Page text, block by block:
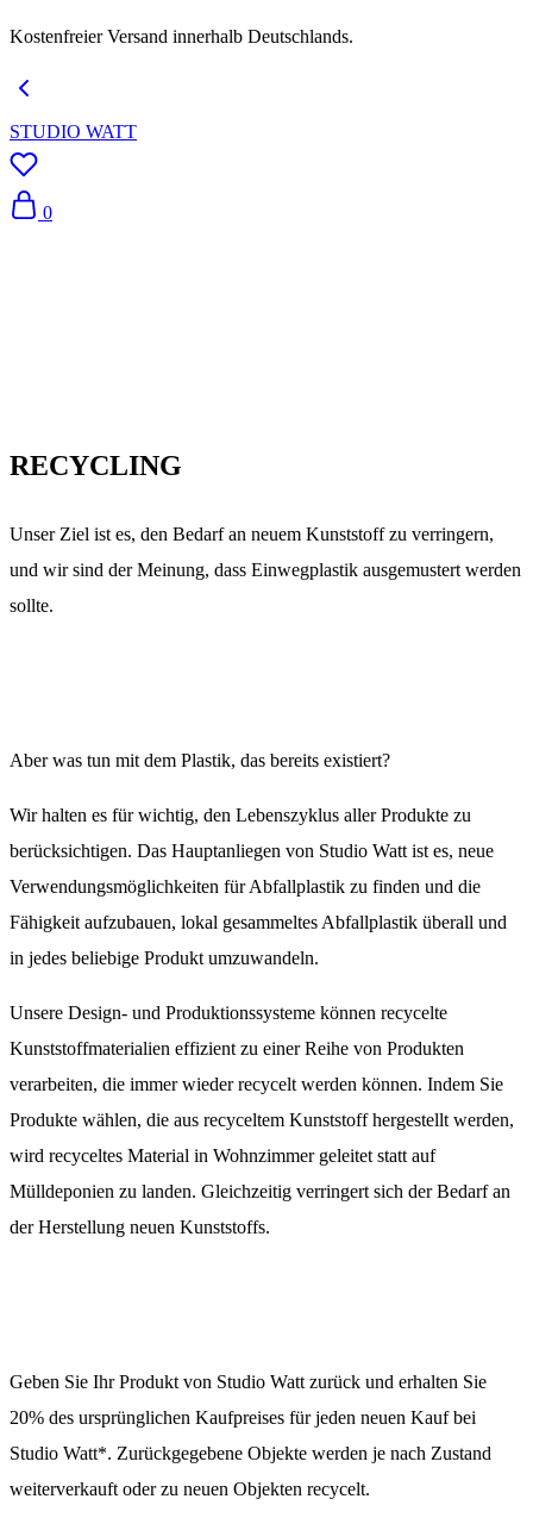
Kostenfreier Versand innerhalb Deutschlands.
STUDIO WATT
0
RECYCLING
Unser Ziel ist es, den Bedarf an neuem Kunststoff zu verringern,
und wir sind der Meinung, dass Einwegplastik ausgemustert werden
sollte.
Aber was tun mit dem Plastik, das bereits existiert?
Wir halten es für wichtig, den Lebenszyklus aller Produkte zu
berücksichtigen. Das Hauptanliegen von Studio Watt ist es, neue
Verwendungsmöglichkeiten für Abfallplastik zu finden und die
Fähigkeit aufzubauen, lokal gesammeltes Abfallplastik überall und
in jedes beliebige Produkt umzuwandeln.
Unsere Design- und Produktionssysteme können recycelte
Kunststoffmaterialien effizient zu einer Reihe von Produkten
verarbeiten, die immer wieder recycelt werden können. Indem Sie
Produkte wählen, die aus recyceltem Kunststoff hergestellt werden,
wird recyceltes Material in Wohnzimmer geleitet statt auf
Mülldeponien zu landen. Gleichzeitig verringert sich der Bedarf an
der Herstellung neuen Kunststoffs.
Geben Sie Ihr Produkt von Studio Watt zurück und erhalten Sie
20% des ursprünglichen Kaufpreises für jeden neuen Kauf bei
Studio Watt*. Zurückgegebene Objekte werden je nach Zustand
weiterverkauft oder zu neuen Objekten recycelt.